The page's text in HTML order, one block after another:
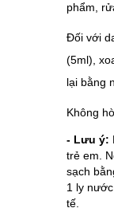
phẩm,
Đối với
(5ml),
lại bằng
Không
- Lưu ý:
trẻ em.
sạch
1 ly
tế.